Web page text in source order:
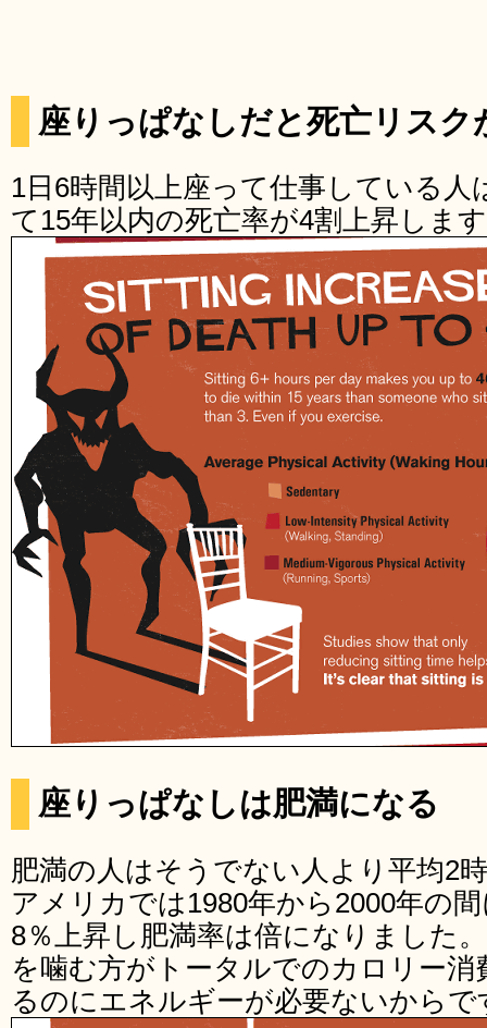
座りっぱなしだと死亡リスク
1日6時間以上座って仕事している
て15年以内の死亡率が4割上昇しま
座りっぱなしは肥満になる
肥満の人はそうでない人より平均2
アメリカでは1980年から2000年の
8％上昇し肥満率は倍になりました
を噛む方がトータルでのカロリー
るのにエネルギーが必要ないからで